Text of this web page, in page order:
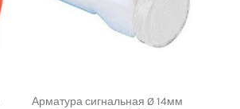
Арматура сигнальная Ø 14мм